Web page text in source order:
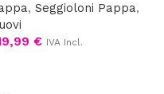
, Seggioloni Pappa,
€ IVA Incl.